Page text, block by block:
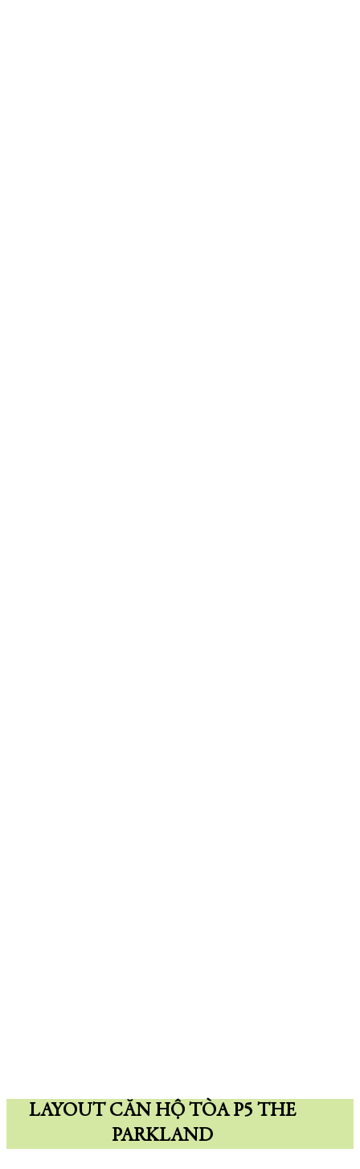
LAYOUT CĂN HỘ TÒA P5 THE
PARKLAND